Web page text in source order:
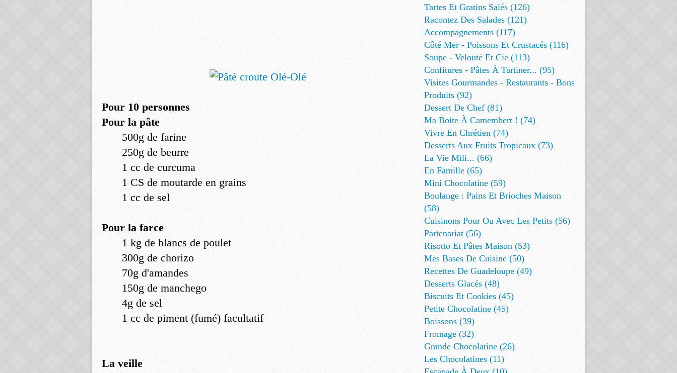
Pour 10 personnes
Pour la pâte
500g de farine
250g de beurre
1 cc de curcuma
1 CS de moutarde en grains
1 cc de sel
Pour la farce
1 kg de blancs de poulet
300g de chorizo
70g d'amandes
150g de manchego
4g de sel
1 cc de piment (fumé) facultatif
La veille
Tartes Et Gratins Salés (126)
Racontez Des Salades (121)
Accompagnements (117)
Côté Mer - Poissons Et Crustacés (116)
Soupe - Velouté Et Cie (113)
Confitures - Pâtes À Tartiner... (95)
Visites Gourmandes - Restaurants - Bons
Produits (92)
Dessert De Chef (81)
Ma Boite À Camembert ! (74)
Vivre En Chrétien (74)
Desserts Aux Fruits Tropicaux (73)
La Vie Mili... (66)
En Famille (65)
Mini Chocolatine (59)
Boulange : Pains Et Brioches Maison
(58)
Cuisinons Pour Ou Avec Les Petits (56)
Partenariat (56)
Risotto Et Pâtes Maison (53)
Mes Bases De Cuisine (50)
Recettes De Guadeloupe (49)
Desserts Glacés (48)
Biscuits Et Cookies (45)
Petite Chocolatine (45)
Boissons (39)
Fromage (32)
Grande Chocolatine (26)
Les Chocolatines (11)